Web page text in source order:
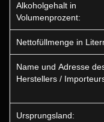
Alkoholgehalt in
Volumenprozent:
Nettofüllmenge in
Name und Adresse
Herstellers /
Ursprungsland: